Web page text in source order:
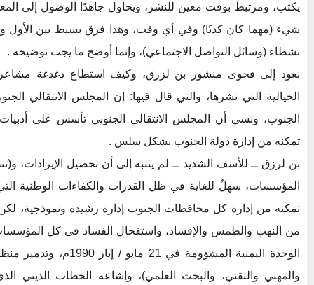
يكتب، ومرتبط بوقت معين للنشر، ويحاول جاهدًا الوصول إلى
شيء (مهما كان كذبًا) وفي أي وقت، وهذا فرق بسيط بين الأول
نشطاء (وسائل التواصل الاجتماعي)، وإنما أوضح ما يجب توضيحه .
نعود إلى فحوى منشور بن لزرق، وكيف استطاع دغدغة
الخيالية التي نشرها، والتي قال فيها: إن المجلس الانتقالي
الجنوب، ونسي أن المجلس الانتقالي الجنوبي تأسس على
تمكنه من إدارة دولة الجنوب بشكل سلس .
بن لرزق ــ للأسف الشديد ــ لم ينتبه إلى أن تحصيل الإيرادات،
المؤسسات، سهلٌ للغاية في ظل القدرات والكفاءات الوطنية التي
تمكنه من إدارة كل محافظات الجنوب إدارة رشيدة ونموذجية،
من النهب والطمس والإفساد، واستفحال الفساد في كل
الوحدة اليمنية المشؤومة
والمهني والتقني، والبحث العلمي)، وإشاعة الخطاب الديني